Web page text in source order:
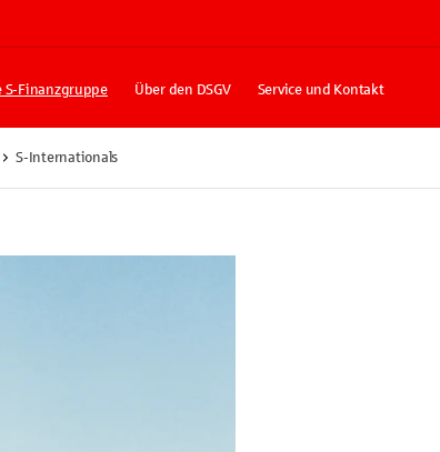
S-Finanzgruppe Über den DSGV Service und Kontakt
S-Internationals